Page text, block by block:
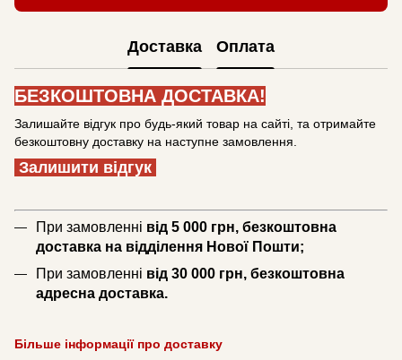
Доставка Оплата
БЕЗКОШТОВНА ДОСТАВКА!
Залишайте відгук про будь-який товар на сайті, та отримайте
безкоштовну доставку на наступне замовлення.
Залишити відгук
При замовленні від 5 000 грн, безкоштовна
доставка на відділення Нової Пошти;
При замовленні від 30 000 грн, безкоштовна
адресна доставка.
Більше інформації про доставку